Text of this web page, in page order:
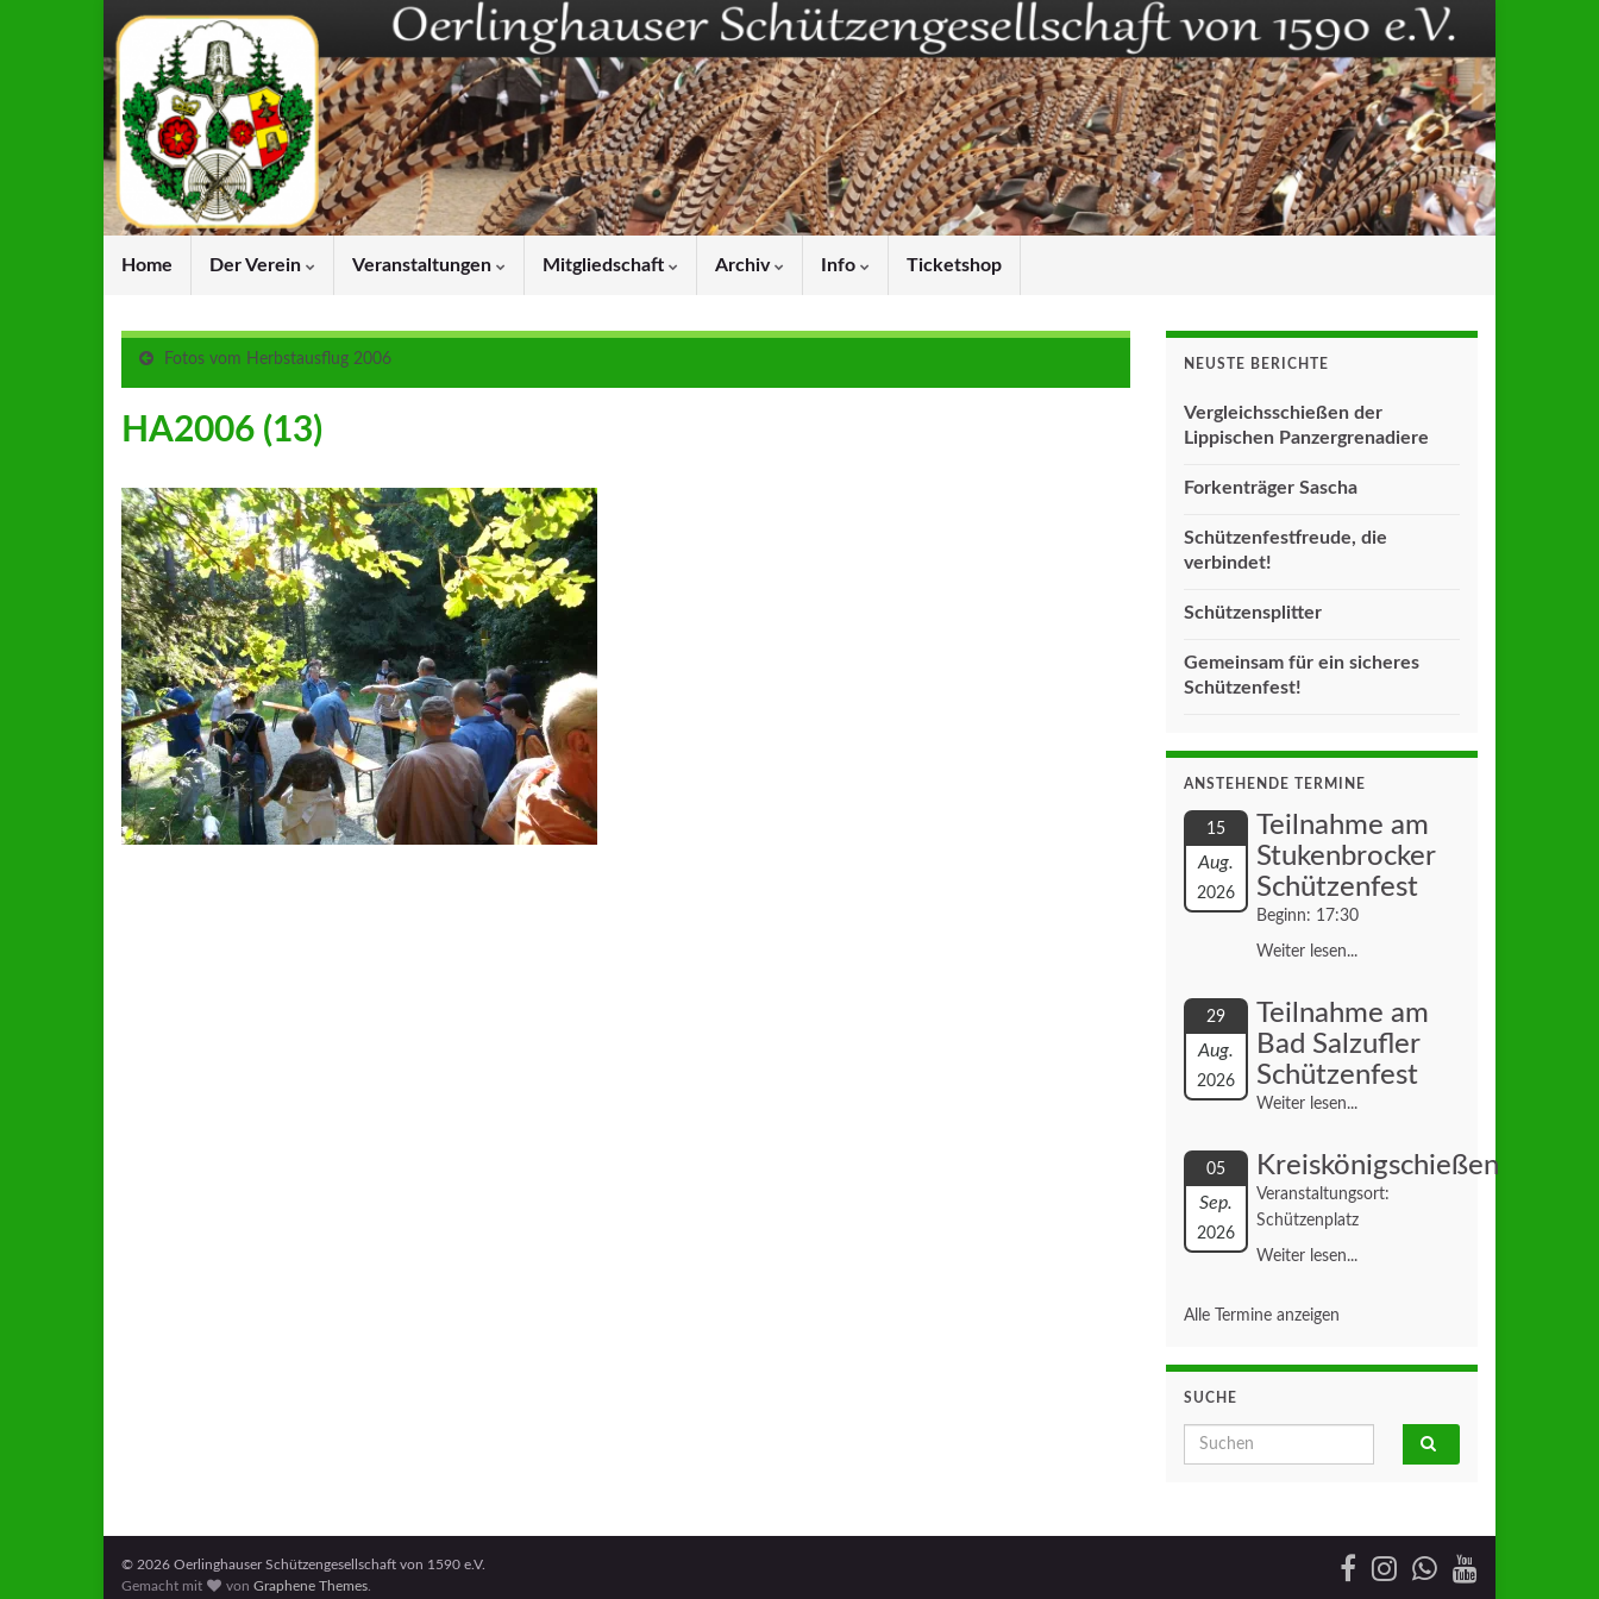
Home Der Verein Veranstaltungen Mitgliedschaft Archiv Info Ticketshop
Fotos vom Herbstausflug 2006
HA2006 (13)
NEUSTE BERICHTE
Vergleichsschießen der
Lippischen Panzergrenadiere
Forkenträger Sascha
Schützenfestfreude, die
verbindet!
Schützensplitter
Gemeinsam für ein sicheres
Schützenfest!
ANSTEHENDE TERMINE
15
Aug.
2026
Teilnahme am
Stukenbrocker
Schützenfest
Beginn: 17:30
Weiter lesen...
29
Aug.
2026
Teilnahme am
Bad Salzufler
Schützenfest
Weiter lesen...
05
Sep.
2026
Kreiskönigschießen
Veranstaltungsort:
Schützenplatz
Weiter lesen...
Alle Termine anzeigen
SUCHE
Search for:
© 2026 Oerlinghauser Schützengesellschaft von 1590 e.V.
Gemacht mit
vonGraphene Themes